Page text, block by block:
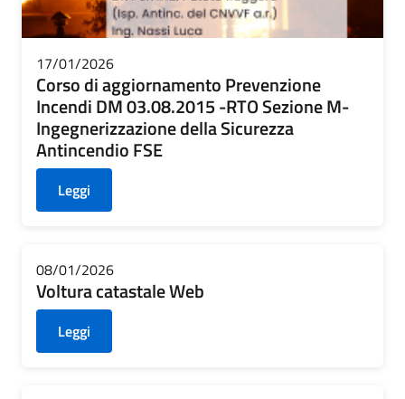
17/01/2026
Corso di aggiornamento Prevenzione
Incendi DM 03.08.2015 -RTO Sezione M-
Ingegnerizzazione della Sicurezza
Antincendio FSE
Leggi
08/01/2026
Voltura catastale Web
Leggi